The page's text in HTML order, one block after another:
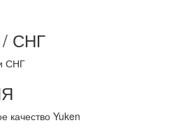
СНГ
СНГ
качество Yuken